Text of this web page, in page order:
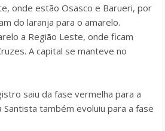
onde estão Osasco e Barueri, por
do laranja para o amarelo.
a Região Leste, onde ficam
A capital se manteve no
saiu da fase vermelha para a
Santista também evoluiu para a fase